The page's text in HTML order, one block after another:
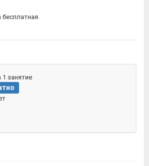
1 занятие